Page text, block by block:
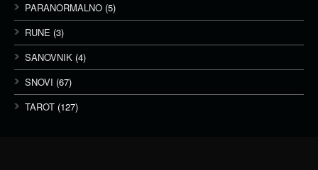
PARANORMALNO (5)
RUNE (3)
SANOVNIK (4)
SNOVI (67)
TAROT (127)